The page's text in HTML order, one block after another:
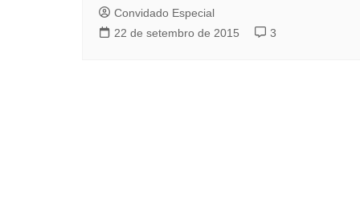
Convidado Especial
22 de setembro de 2015
3